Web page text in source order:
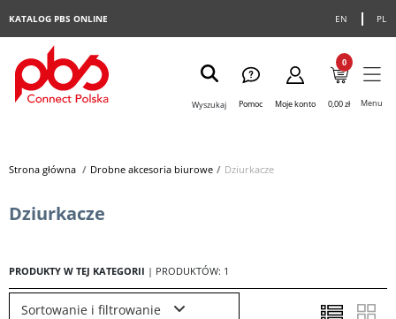
EN PL
KATALOG PBS ONLINE
Wyszukaj Pomoc Moje konto
0
0,00 zł Menu
Strona główna> Drobne akcesoria biurowe> Dziurkacze
Dziurkacze
PRODUKTY W TEJ KATEGORII | PRODUKTÓW: 1
Sortowanie i filtrowanie